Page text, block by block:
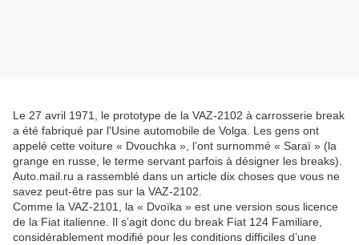
Le 27 avril 1971, le prototype de la VAZ-2102 à carrosserie break
a été fabriqué par l'Usine automobile de Volga. Les gens ont
appelé cette voiture « Dvouchka », l’ont surnommé « Saraï » (la
grange en russe, le terme servant parfois à désigner les breaks).
Auto.mail.ru a rassemblé dans un article dix choses que vous ne
savez peut-être pas sur la VAZ-2102.
Comme la VAZ-2101, la « Dvoïka » est une version sous licence
de la Fiat italienne. Il s’agit donc du break Fiat 124 Familiare,
considérablement modifié pour les conditions difficiles d’une